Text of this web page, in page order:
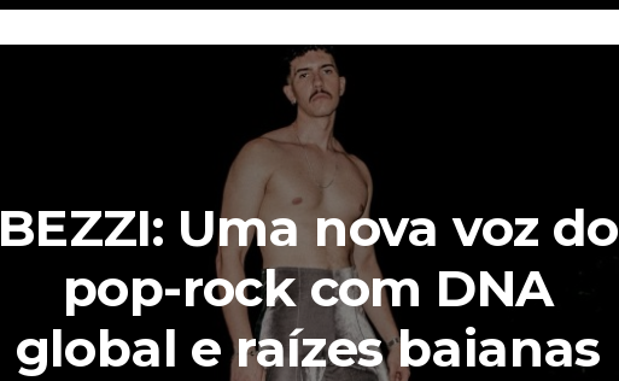
BEZZI: Uma nova voz do
pop-rock com DNA
global e raízes baianas